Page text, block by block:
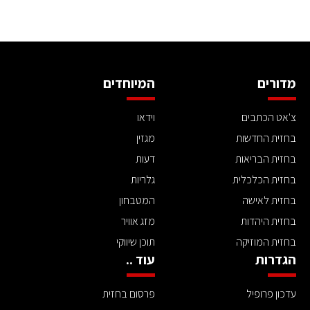
מדורים
צ'אט הכתבים
בחזית החדשות
בחזית הבריאות
בחזית הכלכלית
בחזית לאישה
בחזית היהדות
בחזית המוזיקה
המיוחדים
וידאו
מגזין
דעות
גלריות
המטבחון
מזג אוויר
תוכן שיווקי
הגדרות
עדכון פרופיל
עוד ..
פרסום בחזית